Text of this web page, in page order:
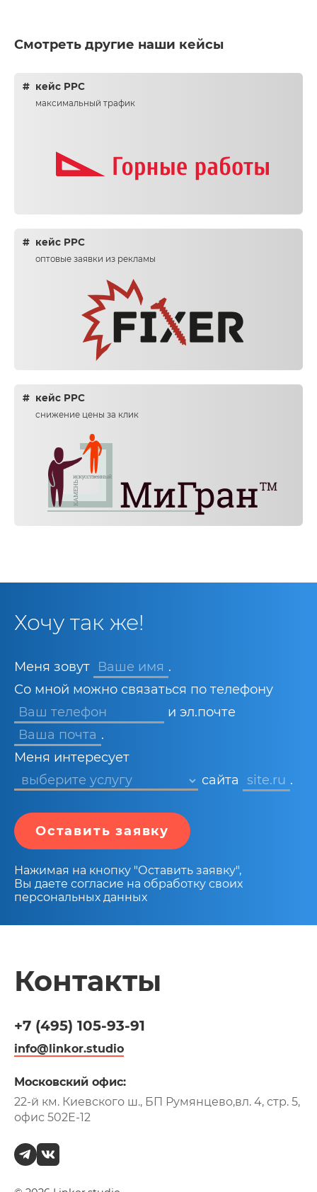
Смотреть другие наши кейсы
кейс PPC
максимальный трафик
кейс PPC
оптовые заявки из рекламы
кейс PPC
снижение цены за клик
Хочу так же!
Меня зовут Ваше имя .
Со мной можно связаться по телефону
и эл.почте
Ваша почта .
Меня интересует
сайта site.ru .
Оставить заявку
Нажимая на кнопку "Оставить заявку",
Вы даете согласие на обработку своих
персональных данных
Контакты
+7 (495) 105-93-91
info@linkor.studio
Московский офис:
22-й км. Киевского ш., БП Румянцево,вл. 4, стр. 5,
офис 502Е-12